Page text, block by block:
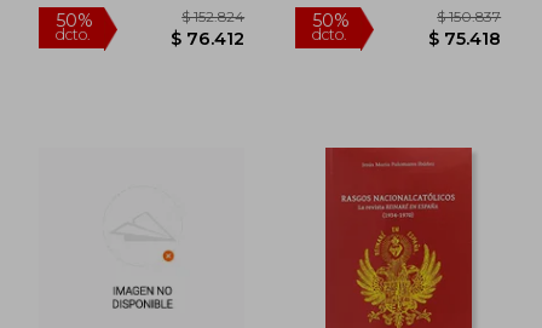
50%
dcto.
$ 93.034
$ 46.517
50%
dcto.
$
$